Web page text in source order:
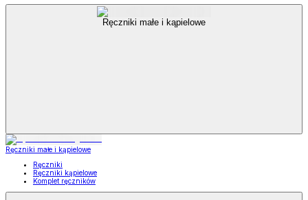
Ręczniki małe i kąpielowe
Ręczniki małe i kąpielowe
Ręczniki
Ręczniki kąpielowe
Komplet ręczników